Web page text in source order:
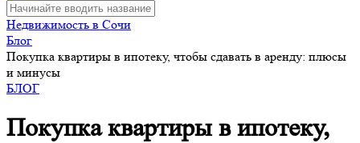
Недвижимость в Сочи
Блог
Покупка квартиры в ипотеку, чтобы сдавать в аренду: плюсы
и минусы
БЛОГ
Покупка квартиры в ипотеку,